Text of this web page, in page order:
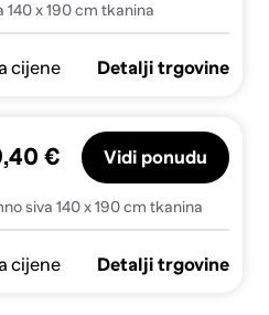
140 x 190 cm tkanina
cijene Detalji trgovine
siva 140 x 190 cm tkanina
€ Vidi ponudu
cijene Detalji trgovine